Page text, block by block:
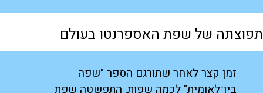
תפוצתה של שפת האספרנטו בעולם
זמן קצר לאחר שתורגם הספר "שפה
בין־לאומית" לכמה שפות, התפשטה שפת